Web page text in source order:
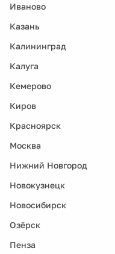
Иваново
Казань
Калининград
Калуга
Кемерово
Киров
Красноярск
Москва
Нижний Новгород
Новокузнецк
Новосибирск
Озёрск
Пенза